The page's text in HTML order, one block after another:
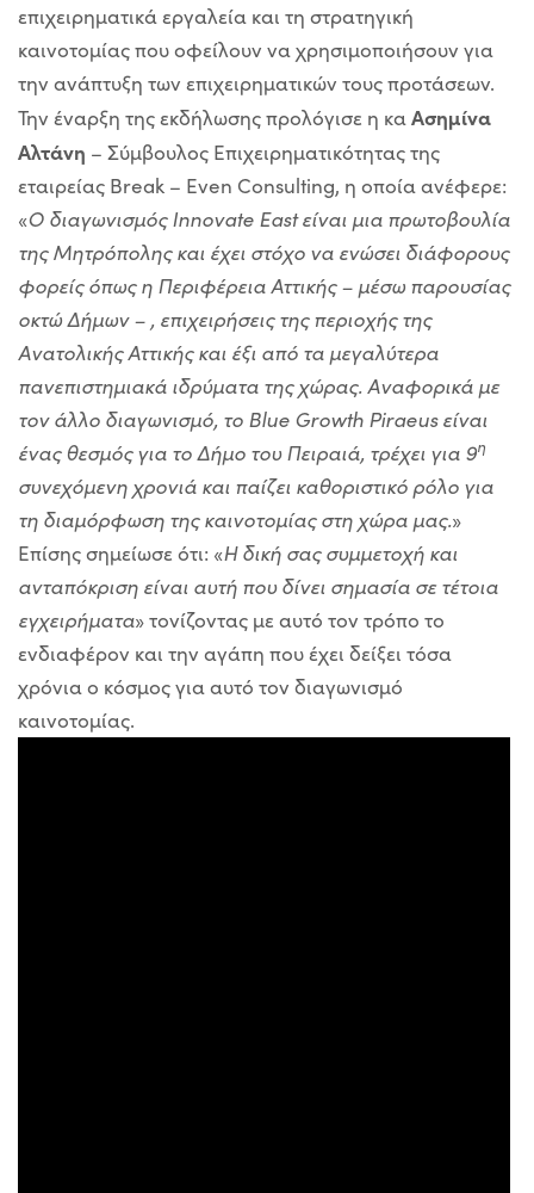
επιχειρηματικά εργαλεία και τη στρατηγική
καινοτομίας που οφείλουν να χρησιμοποιήσουν για
την ανάπτυξη των επιχειρηματικών τους προτάσεων.
Την έναρξη της εκδήλωσης προλόγισε η καΑσημίνα
Αλτάνη – Σύμβουλος Επιχειρηματικότητας της
εταιρείας Break – Even Consulting, η οποία ανέφερε:
«Ο διαγωνισμόςInnovate East είναι μια πρωτοβουλία
της Μητρόπολης και έχει στόχο να ενώσει διάφορους
φορείς όπως η Περιφέρεια Αττικής – μέσω παρουσίας
οκτώ Δήμων – , επιχειρήσεις της περιοχής της
Ανατολικής Αττικής και έξι από τα μεγαλύτερα
πανεπιστημιακά ιδρύματα της χώρας. Αναφορικά με
τον άλλο διαγωνισμό, το Blue Growth Piraeus είναι
ένας θεσμός για το Δήμο του Πειραιά, τρέχει για 9η
συνεχόμενη χρονιά και παίζει καθοριστικό ρόλο για
τη διαμόρφωση της καινοτομίας στη χώρα μας.»
Επίσης σημείωσε ότι: «Η δική σας συμμετοχή και
ανταπόκριση είναι αυτή που δίνει σημασία σε τέτοια
εγχειρήματα» τονίζοντας με αυτό τον τρόπο το
ενδιαφέρον και την αγάπη που έχει δείξει τόσα
χρόνια ο κόσμος για αυτό τον διαγωνισμό
καινοτομίας.